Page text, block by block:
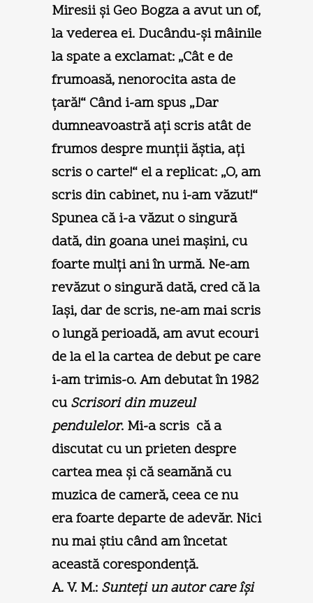
Miresii şi Geo Bogza a avut un of,
la vederea ei. Ducându-şi mâinile
la spate a exclamat: „Cât e de
frumoasă, nenorocita asta de
ţară!“ Când i-am spus „Dar
dumneavoastră aţi scris atât de
frumos despre munţii ăştia, aţi
scris o carte!“ el a replicat: „O, am
scris din cabinet, nu i-am văzut!“
Spunea că i-a văzut o singură
dată, din goana unei maşini, cu
foarte mulţi ani în urmă. Ne-am
revăzut o singură dată, cred că la
Iaşi, dar de scris, ne-am mai scris
o lungă perioadă, am avut ecouri
de la el la cartea de debut pe care
i-am trimis-o. Am debutat în 1982
cuScrisori din muzeul
pendulelor. Mi-a scris că a
discutat cu un prieten despre
cartea mea şi că seamănă cu
muzica de cameră, ceea ce nu
era foarte departe de adevăr. Nici
nu mai ştiu când am încetat
această corespondenţă.
A. V. M.: Sunteţi un autor care îşi